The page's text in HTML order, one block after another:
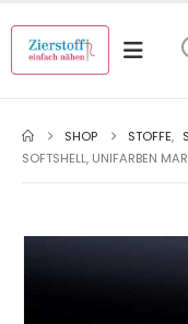
SHOP STOFFE,
SOFTSHELL, UNIFARBEN